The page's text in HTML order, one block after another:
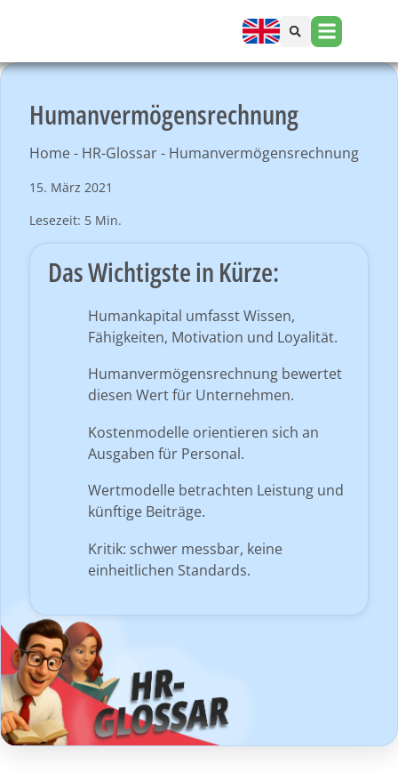
Humanvermögensrechnung
Home- HR-Glossar- Humanvermögensrechnung
15. März 2021
Lesezeit: 5 Min.
Das Wichtigste in Kürze:
Humankapital umfasst Wissen,
Fähigkeiten, Motivation und Loyalität.
Humanvermögensrechnung bewertet
diesen Wert für Unternehmen.
Kostenmodelle orientieren sich an
Ausgaben für Personal.
Wertmodelle betrachten Leistung und
künftige Beiträge.
Kritik: schwer messbar, keine
einheitlichen Standards.